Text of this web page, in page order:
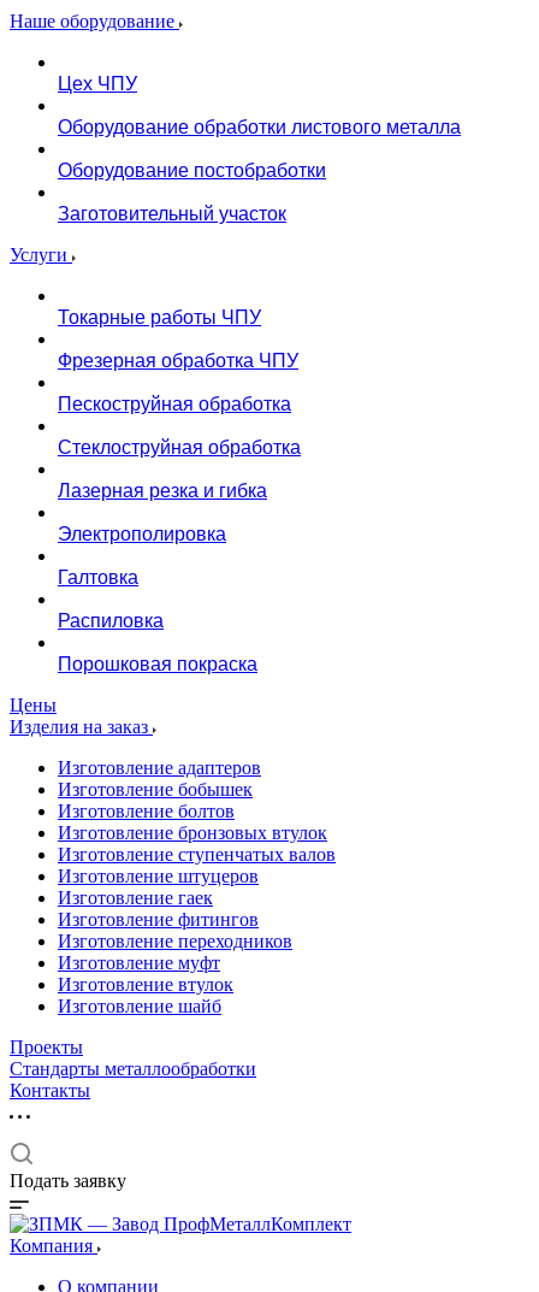
Наше оборудование
Цех ЧПУ
Оборудование обработки листового металла
Оборудование постобработки
Заготовительный участок
Услуги
Токарные работы ЧПУ
Фрезерная обработка ЧПУ
Пескоструйная обработка
Стеклоструйная обработка
Лазерная резка и гибка
Электрополировка
Галтовка
Распиловка
Порошковая покраска
Цены
Изделия на заказ
Изготовление адаптеров
Изготовление бобышек
Изготовление болтов
Изготовление бронзовых втулок
Изготовление ступенчатых валов
Изготовление штуцеров
Изготовление гаек
Изготовление фитингов
Изготовление переходников
Изготовление муфт
Изготовление втулок
Изготовление шайб
Проекты
Стандарты металлообработки
Контакты
Подать заявку
Компания
О компании